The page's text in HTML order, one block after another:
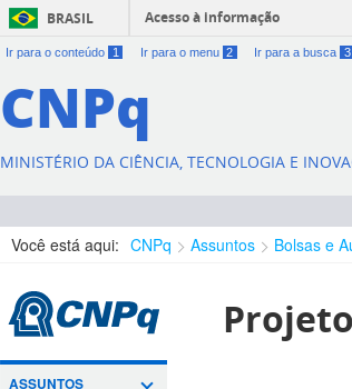
BRASIL Acesso à informação
Ir para o conteúdo 1 Ir para o menu 2 Ir para a busca 3
CNPq
MINISTÉRIO DA CIÊNCIA, TECNOLOGIA E
Você está aqui: CNPq Assuntos Bolsas e
ASSUNTOS